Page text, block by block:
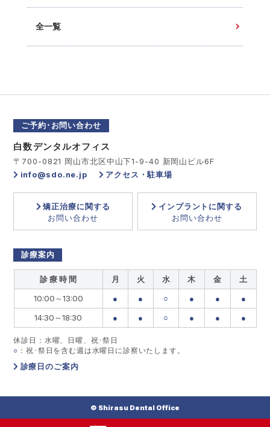
全一覧
ご予約･お問い合わせ
白数デンタルオフィス
〒700-0821 岡山市北区中山下1-9-40 新岡山ビル6F
info@sdo.ne.jp
アクセス・駐車場
矯正治療に関する
お問い合わせ
インプラントに関する
お問い合わせ
診療案内
診 療 時 間 月 火 水 木 金
土
10:00～13:00
● ● ○ ● ●
●
14:30～18:30
● ● ○ ● ● ●
休診日：水曜、日曜、祝･祭日
○ ：祝･祭日を含む週は水曜日に診察いたします。
診療日のご案内
© Shirasu Dental Office